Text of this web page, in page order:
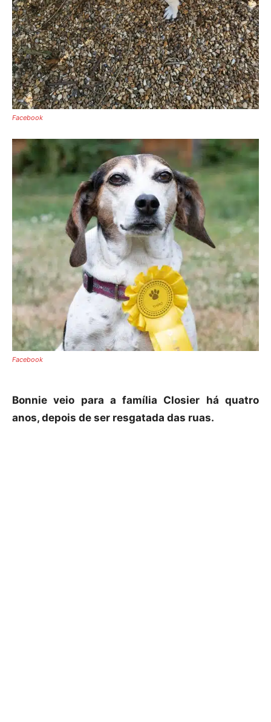
Facebook
Facebook
Bonnie veio para a família Closier há quatro
anos, depois de ser resgatada das ruas.